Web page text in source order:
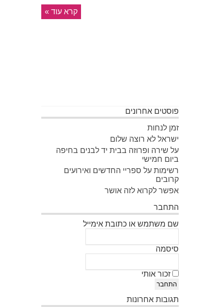
קרא עוד »
פוסטים אחרונים
זמן לנחות
ישראל לא רוצה שלום
על שירה ופרוזה בבית יד לבנים בחיפה
ביום חמישי
רשימות על ספריי החדשים ואירועים
קרובים
אפשר לקרוא לזה אושר
התחבר
שם משתמש או כתובת אימייל
סיסמה
זכור אותי
התחבר
תגובות אחרונות